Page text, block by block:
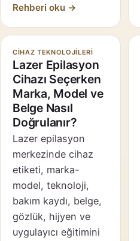
Rehberi oku →
CIHAZ TEKNOLOJILERI
Lazer Epilasyon
Cihazı Seçerken
Marka, Model ve
Belge Nasıl
Doğrulanır?
Lazer epilasyon
merkezinde cihaz
etiketi, marka-
model, teknoloji,
bakım kaydı, belge,
gözlük, hijyen ve
uygulayıcı eğitimini